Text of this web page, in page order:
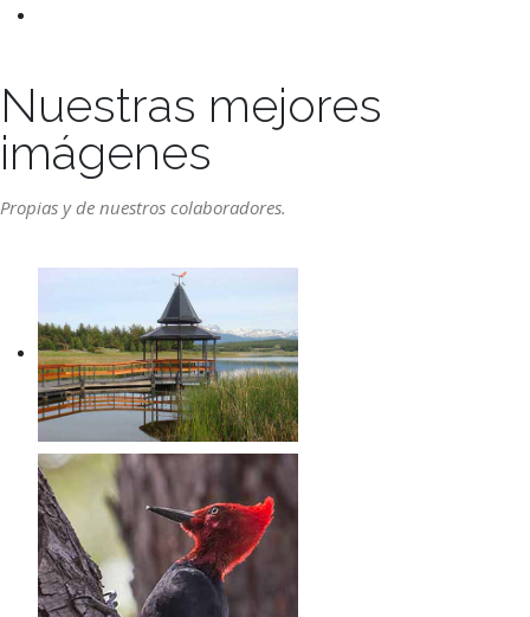
Nuestras mejores
imágenes
Propias y de nuestros colaboradores.